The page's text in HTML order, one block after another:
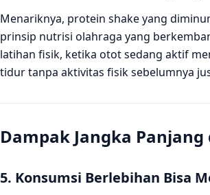
Menariknya, protein shake yang
prinsip nutrisi olahraga yang
latihan fisik, ketika otot sedang aktif
tidur tanpa aktivitas fisik sebelumnya
Dampak Jangka
5. Konsumsi Berlebihan Bisa